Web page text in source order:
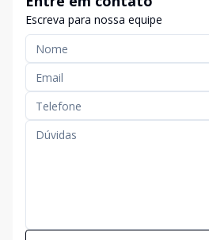
Escreva para nossa equipe